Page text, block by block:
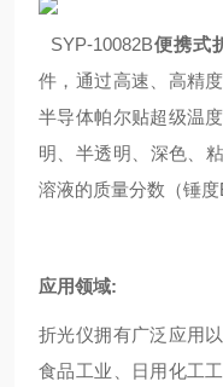
SYP-10082B便携式
件，通过高速、高精
半导体帕尔贴超级温
明、半透明、深色、
溶液的质量分数（锤度
应用领域:
折光仪拥有广泛应用
食品工业、日用化工